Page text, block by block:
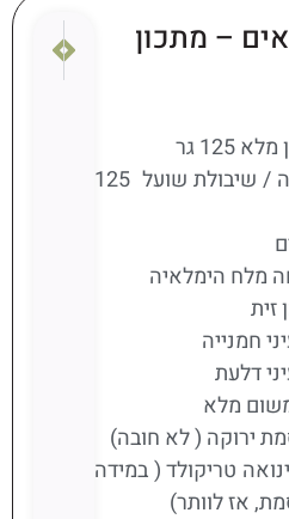
– מתכון
125 גר
קמח קינואה / שיבולת שועל 125
מלח הימלאיה
טריקולד ( במידה
אז לוותר)
הקודם הבא
מתכון